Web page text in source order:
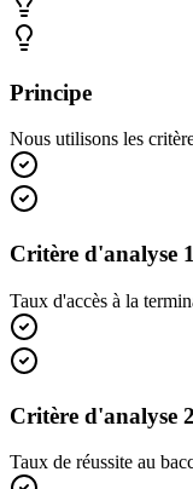
Principe
Nous utilisons les
Critère d'analyse 1
Taux d'accès à la
Critère d'analyse 2
Taux de réussite au